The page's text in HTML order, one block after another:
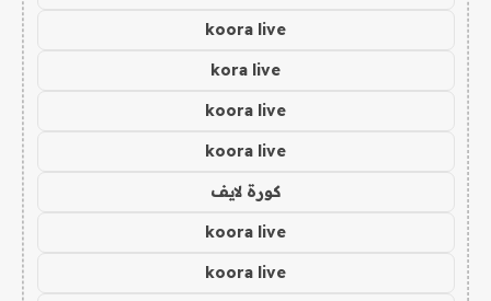
koora live
kora live
koora live
koora live
كورة لايف
koora live
koora live